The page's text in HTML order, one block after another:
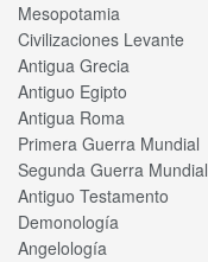
Mesopotamia
Civilizaciones Levante
Antigua Grecia
Antiguo Egipto
Antigua Roma
Primera Guerra Mundial
Segunda Guerra Mundial
Antiguo Testamento
Demonología
Angelología